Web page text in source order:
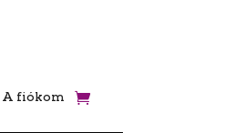
A fiókom